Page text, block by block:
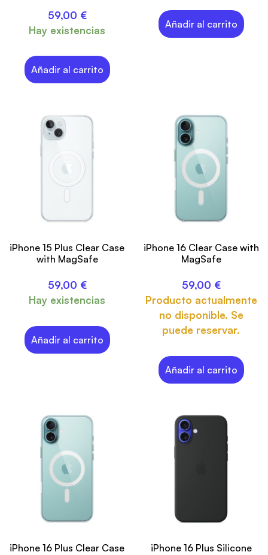
59,00 €
Hay existencias
Añadir al carrito
Añadir al carrito
iPhone 15 Plus Clear Case
with MagSafe
59,00 €
Hay existencias
Añadir al carrito
iPhone 16 Clear Case with
MagSafe
59,00 €
Producto actualmente
no disponible. Se
puede reservar.
Añadir al carrito
iPhone 16 Plus Clear Case
iPhone 16 Plus Silicone